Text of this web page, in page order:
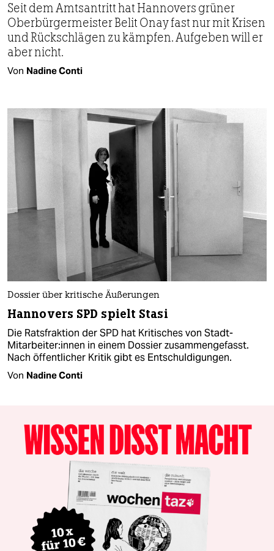
Seit dem Amtsantritt hat Hannovers grüner
Oberbürgermeister Belit Onay fast nur mit Krisen
und Rückschlägen zu kämpfen. Aufgeben will er
aber nicht.
Von Nadine Conti
Dossier über kritische Äußerungen
Hannovers SPD spielt Stasi
Die Ratsfraktion der SPD hat Kritisches von Stadt-
Mitarbeiter:innen in einem Dossier zusammengefasst.
Nach öffentlicher Kritik gibt es Entschuldigungen.
Von Nadine Conti